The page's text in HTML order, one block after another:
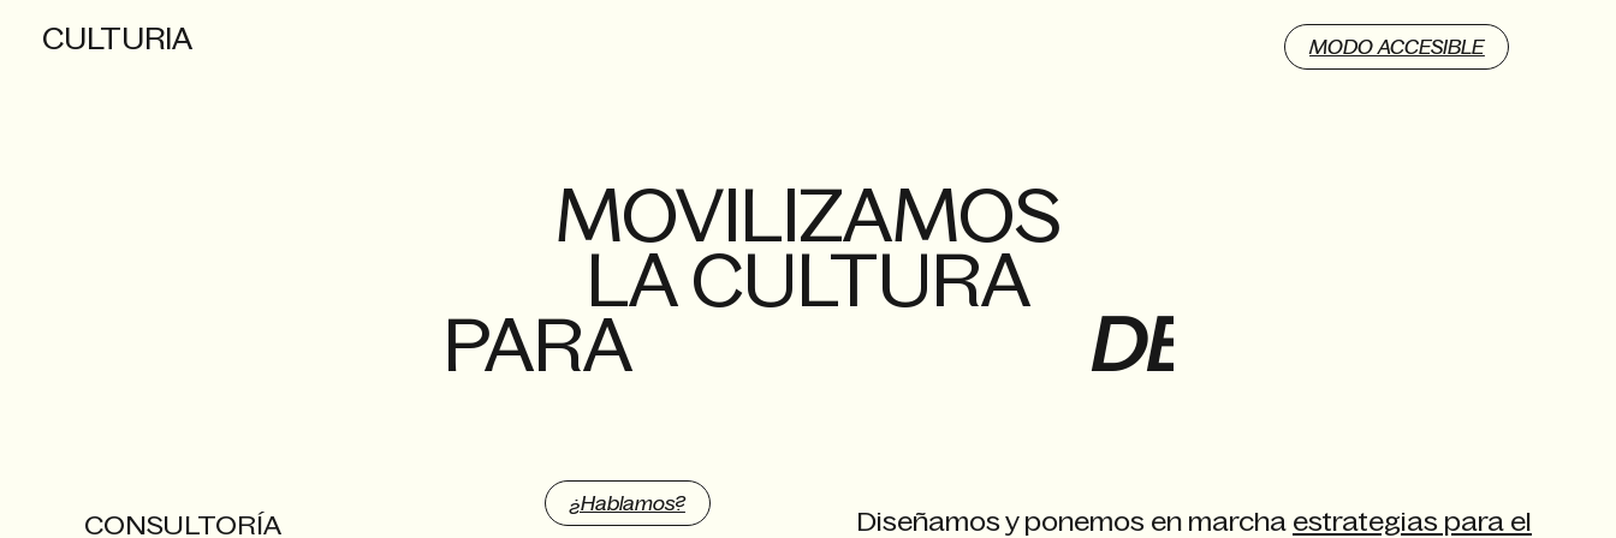
CULTURIA MODO ACCESIBLE
MOVILIZAMOS
LA CULTURA
PARA DE
CONSULTORÍA
¿Hablamos?
Diseñamos y ponemos en marcha estrategias para el